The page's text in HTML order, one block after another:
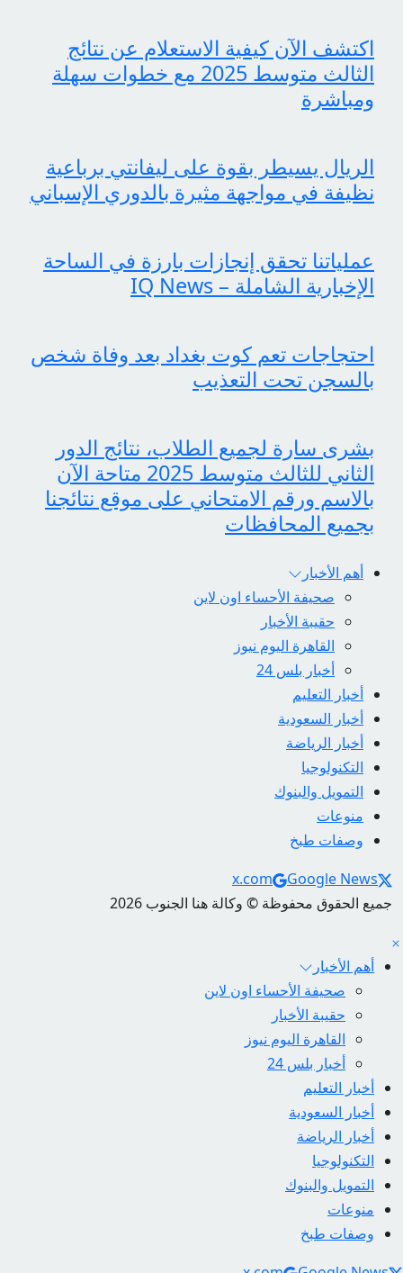
اكتشف الآن كيفية الاستعلام عن نتائج
الثالث متوسط 2025 مع خطوات سهلة
ومباشرة
الريال يسيطر بقوة على ليفانتي برباعية
نظيفة في مواجهة مثيرة بالدوري الإسباني
عملياتنا تحقق إنجازات بارزة في الساحة
الإخبارية الشاملة – IQ News
احتجاجات تعم كوت بغداد بعد وفاة شخص
بالسجن تحت التعذيب
بشرى سارة لجميع الطلاب، نتائج الدور
الثاني للثالث متوسط 2025 متاحة الآن
بالاسم ورقم الامتحاني على موقع نتائجنا
بجميع المحافظات
أهم الأخبار
صحيفة الأحساء اون لاين
حقيبة الأخبار
القاهرة اليوم نيوز
أخبار بلس 24
أخبار التعليم
أخبار السعودية
أخبار الرياضة
التكنولوجيا
التمويل والبنوك
منوعات
وصفات طبخ
Social Links
x.com
Google News
جميع الحقوق محفوظة © وكالة هنا الجنوب 2026
أهم الأخبار
صحيفة الأحساء اون لاين
حقيبة الأخبار
القاهرة اليوم نيوز
أخبار بلس 24
أخبار التعليم
أخبار السعودية
أخبار الرياضة
التكنولوجيا
التمويل والبنوك
منوعات
وصفات طبخ